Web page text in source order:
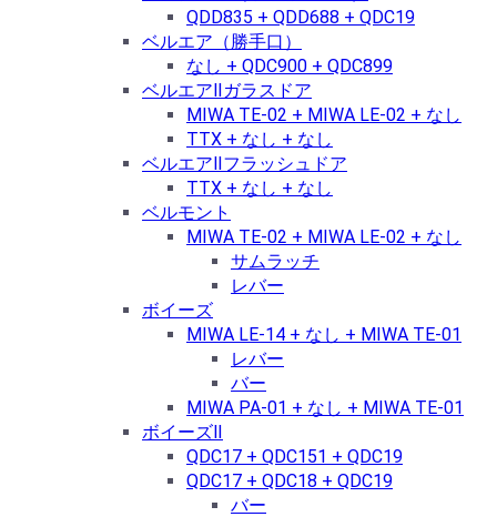
QDD835 + QDD688 + QDC19
ベルエア（勝手口）
なし + QDC900 + QDC899
ベルエアⅡガラスドア
MIWA TE-02 + MIWA LE-02 + なし
TTX + なし + なし
ベルエアⅡフラッシュドア
TTX + なし + なし
ベルモント
MIWA TE-02 + MIWA LE-02 + なし
サムラッチ
レバー
ボイーズ
MIWA LE-14 + なし + MIWA TE-01
レバー
バー
MIWA PA-01 + なし + MIWA TE-01
ボイーズⅡ
QDC17 + QDC151 + QDC19
QDC17 + QDC18 + QDC19
バー